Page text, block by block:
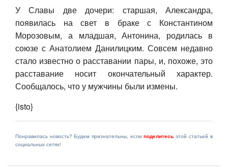
У Славы две дочери: старшая, Александра,
появилась на свет в браке с Константином
Морозовым, а младшая, Антонина, родилась в
союзе с Анатолием Данилицким. Совсем недавно
стало известно о расставании пары, и, похоже, это
расставание носит окончательный характер.
Сообщалось, что у мужчины были измены.
{isto}
Понравилась новость? Будем признательны, еслиподелитесь этой статьей в
социальных сетях!